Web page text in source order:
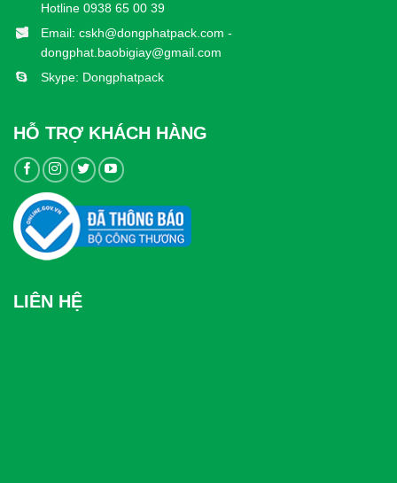
Hotline 0938 65 00 39
Email: cskh@dongphatpack.com -
dongphat.baobigiay@gmail.com
Skype: Dongphatpack
HỖ TRỢ KHÁCH HÀNG
LIÊN HỆ